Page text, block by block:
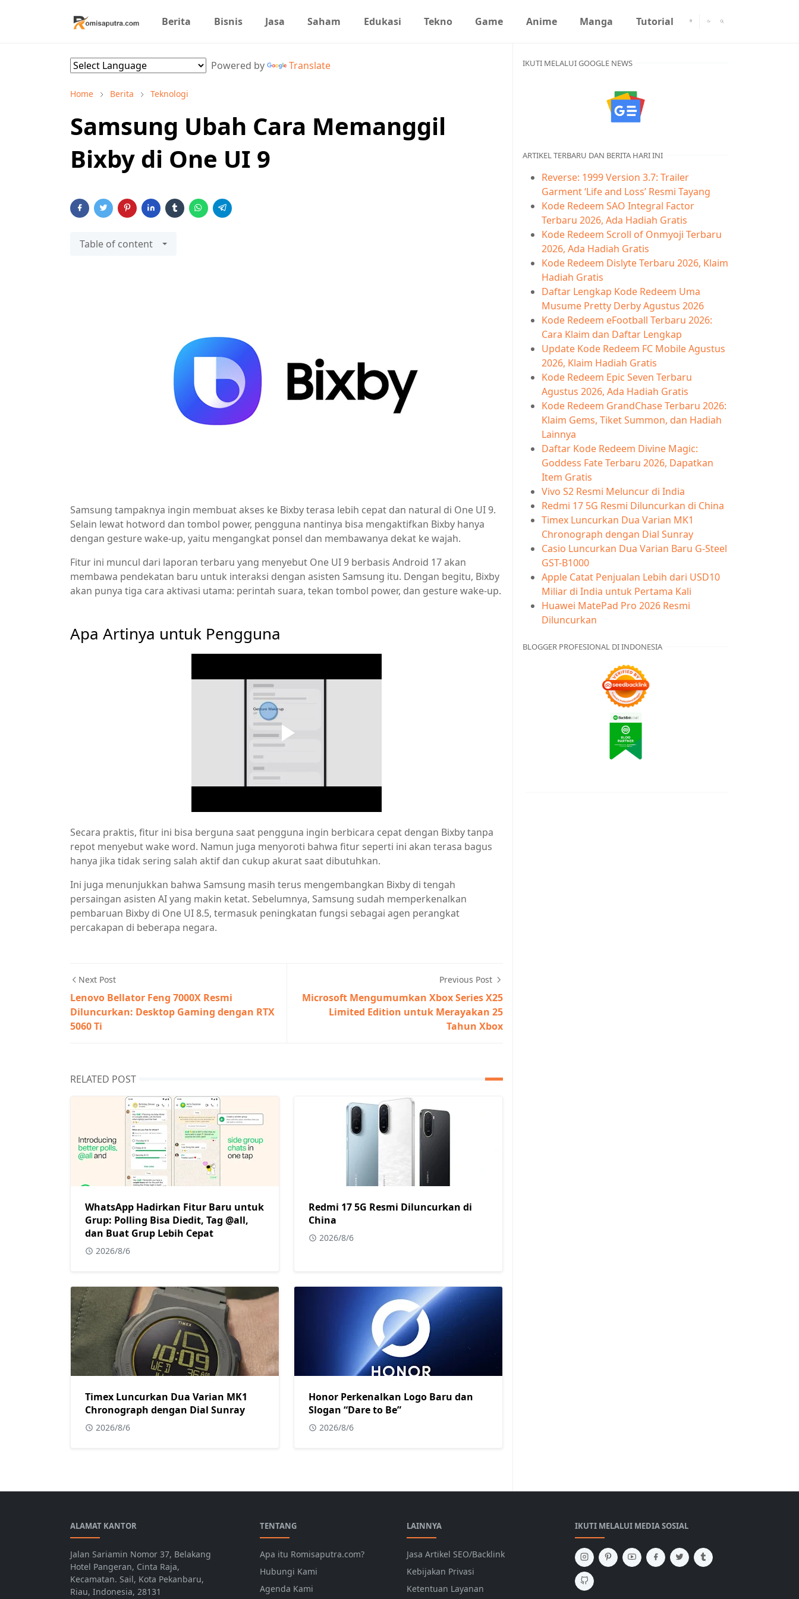
Berita Bisnis Jasa Saham Edukasi Tekno Game Anime Manga Tutorial
Powered by Translate
Home Berita Teknologi
Samsung Ubah Cara Memanggil
Bixby di One UI 9
Table of content
Samsung tampaknya ingin membuat akses ke Bixby terasa lebih cepat dan natural di One UI 9.
Selain lewat hotword dan tombol power, pengguna nantinya bisa mengaktifkan Bixby hanya
dengan gesture wake-up, yaitu mengangkat ponsel dan membawanya dekat ke wajah.
Fitur ini muncul dari laporan terbaru yang menyebut One UI 9 berbasis Android 17 akan
membawa pendekatan baru untuk interaksi dengan asisten Samsung itu. Dengan begitu, Bixby
akan punya tiga cara aktivasi utama: perintah suara, tekan tombol power, dan gesture wake-up.
Apa Artinya untuk Pengguna
Secara praktis, fitur ini bisa berguna saat pengguna ingin berbicara cepat dengan Bixby tanpa
repot menyebut wake word. Namun juga menyoroti bahwa fitur seperti ini akan terasa bagus
hanya jika tidak sering salah aktif dan cukup akurat saat dibutuhkan.
Ini juga menunjukkan bahwa Samsung masih terus mengembangkan Bixby di tengah
persaingan asisten AI yang makin ketat. Sebelumnya, Samsung sudah memperkenalkan
pembaruan Bixby di One UI 8.5, termasuk peningkatan fungsi sebagai agen perangkat
percakapan di beberapa negara.
Next Post
Lenovo Bellator Feng 7000X Resmi
Diluncurkan: Desktop Gaming dengan RTX
5060 Ti
Previous Post
Microsoft Mengumumkan Xbox Series X25
Limited Edition untuk Merayakan 25
Tahun Xbox
RELATED POST
WhatsApp Hadirkan Fitur Baru untuk
Grup: Polling Bisa Diedit, Tag @all,
dan Buat Grup Lebih Cepat
2026/8/6
Redmi 17 5G Resmi Diluncurkan di
China
2026/8/6
Timex Luncurkan Dua Varian MK1
Chronograph dengan Dial Sunray
2026/8/6
Honor Perkenalkan Logo Baru dan
Slogan “Dare to Be”
2026/8/6
IKUTI MELALUI GOOGLE NEWS
ARTIKEL TERBARU DAN BERITA HARI INI
Reverse: 1999 Version 3.7: Trailer
Garment ‘Life and Loss’ Resmi Tayang
Kode Redeem SAO Integral Factor
Terbaru 2026, Ada Hadiah Gratis
Kode Redeem Scroll of Onmyoji Terbaru
2026, Ada Hadiah Gratis
Kode Redeem Dislyte Terbaru 2026, Klaim
Hadiah Gratis
Daftar Lengkap Kode Redeem Uma
Musume Pretty Derby Agustus 2026
Kode Redeem eFootball Terbaru 2026:
Cara Klaim dan Daftar Lengkap
Update Kode Redeem FC Mobile Agustus
2026, Klaim Hadiah Gratis
Kode Redeem Epic Seven Terbaru
Agustus 2026, Ada Hadiah Gratis
Kode Redeem GrandChase Terbaru 2026:
Klaim Gems, Tiket Summon, dan Hadiah
Lainnya
Daftar Kode Redeem Divine Magic:
Goddess Fate Terbaru 2026, Dapatkan
Item Gratis
Vivo S2 Resmi Meluncur di India
Redmi 17 5G Resmi Diluncurkan di China
Timex Luncurkan Dua Varian MK1
Chronograph dengan Dial Sunray
Casio Luncurkan Dua Varian Baru G-Steel
GST-B1000
Apple Catat Penjualan Lebih dari USD10
Miliar di India untuk Pertama Kali
Huawei MatePad Pro 2026 Resmi
Diluncurkan
BLOGGER PROFESIONAL DI INDONESIA
ALAMAT KANTOR
Jalan Sariamin Nomor 37, Belakang
Hotel Pangeran, Cinta Raja,
Kecamatan. Sail, Kota Pekanbaru,
Riau, Indonesia, 28131
TENTANG
Apa itu Romisaputra.com?
Hubungi Kami
Agenda Kami
LAINNYA
Jasa Artikel SEO/Backlink
Kebijakan Privasi
Ketentuan Layanan
IKUTI MELALUI MEDIA SOSIAL